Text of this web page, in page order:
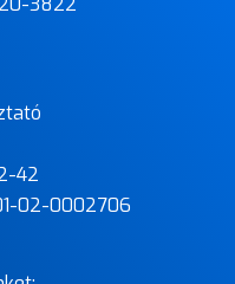
42
02-0002706